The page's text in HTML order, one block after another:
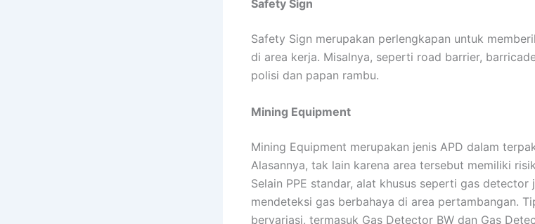
Safety Sign
Safety Sign merupakan perlengkapan untuk
di area kerja. Misalnya, seperti road barrier,
polisi dan papan rambu.
Mining Equipment
Mining Equipment merupakan jenis APD dalam
Alasannya, tak lain karena area tersebut memiliki
Selain PPE standar, alat khusus seperti gas
mendeteksi gas berbahaya di area pertambangan.
bervariasi, termasuk Gas Detector BW dan Gas